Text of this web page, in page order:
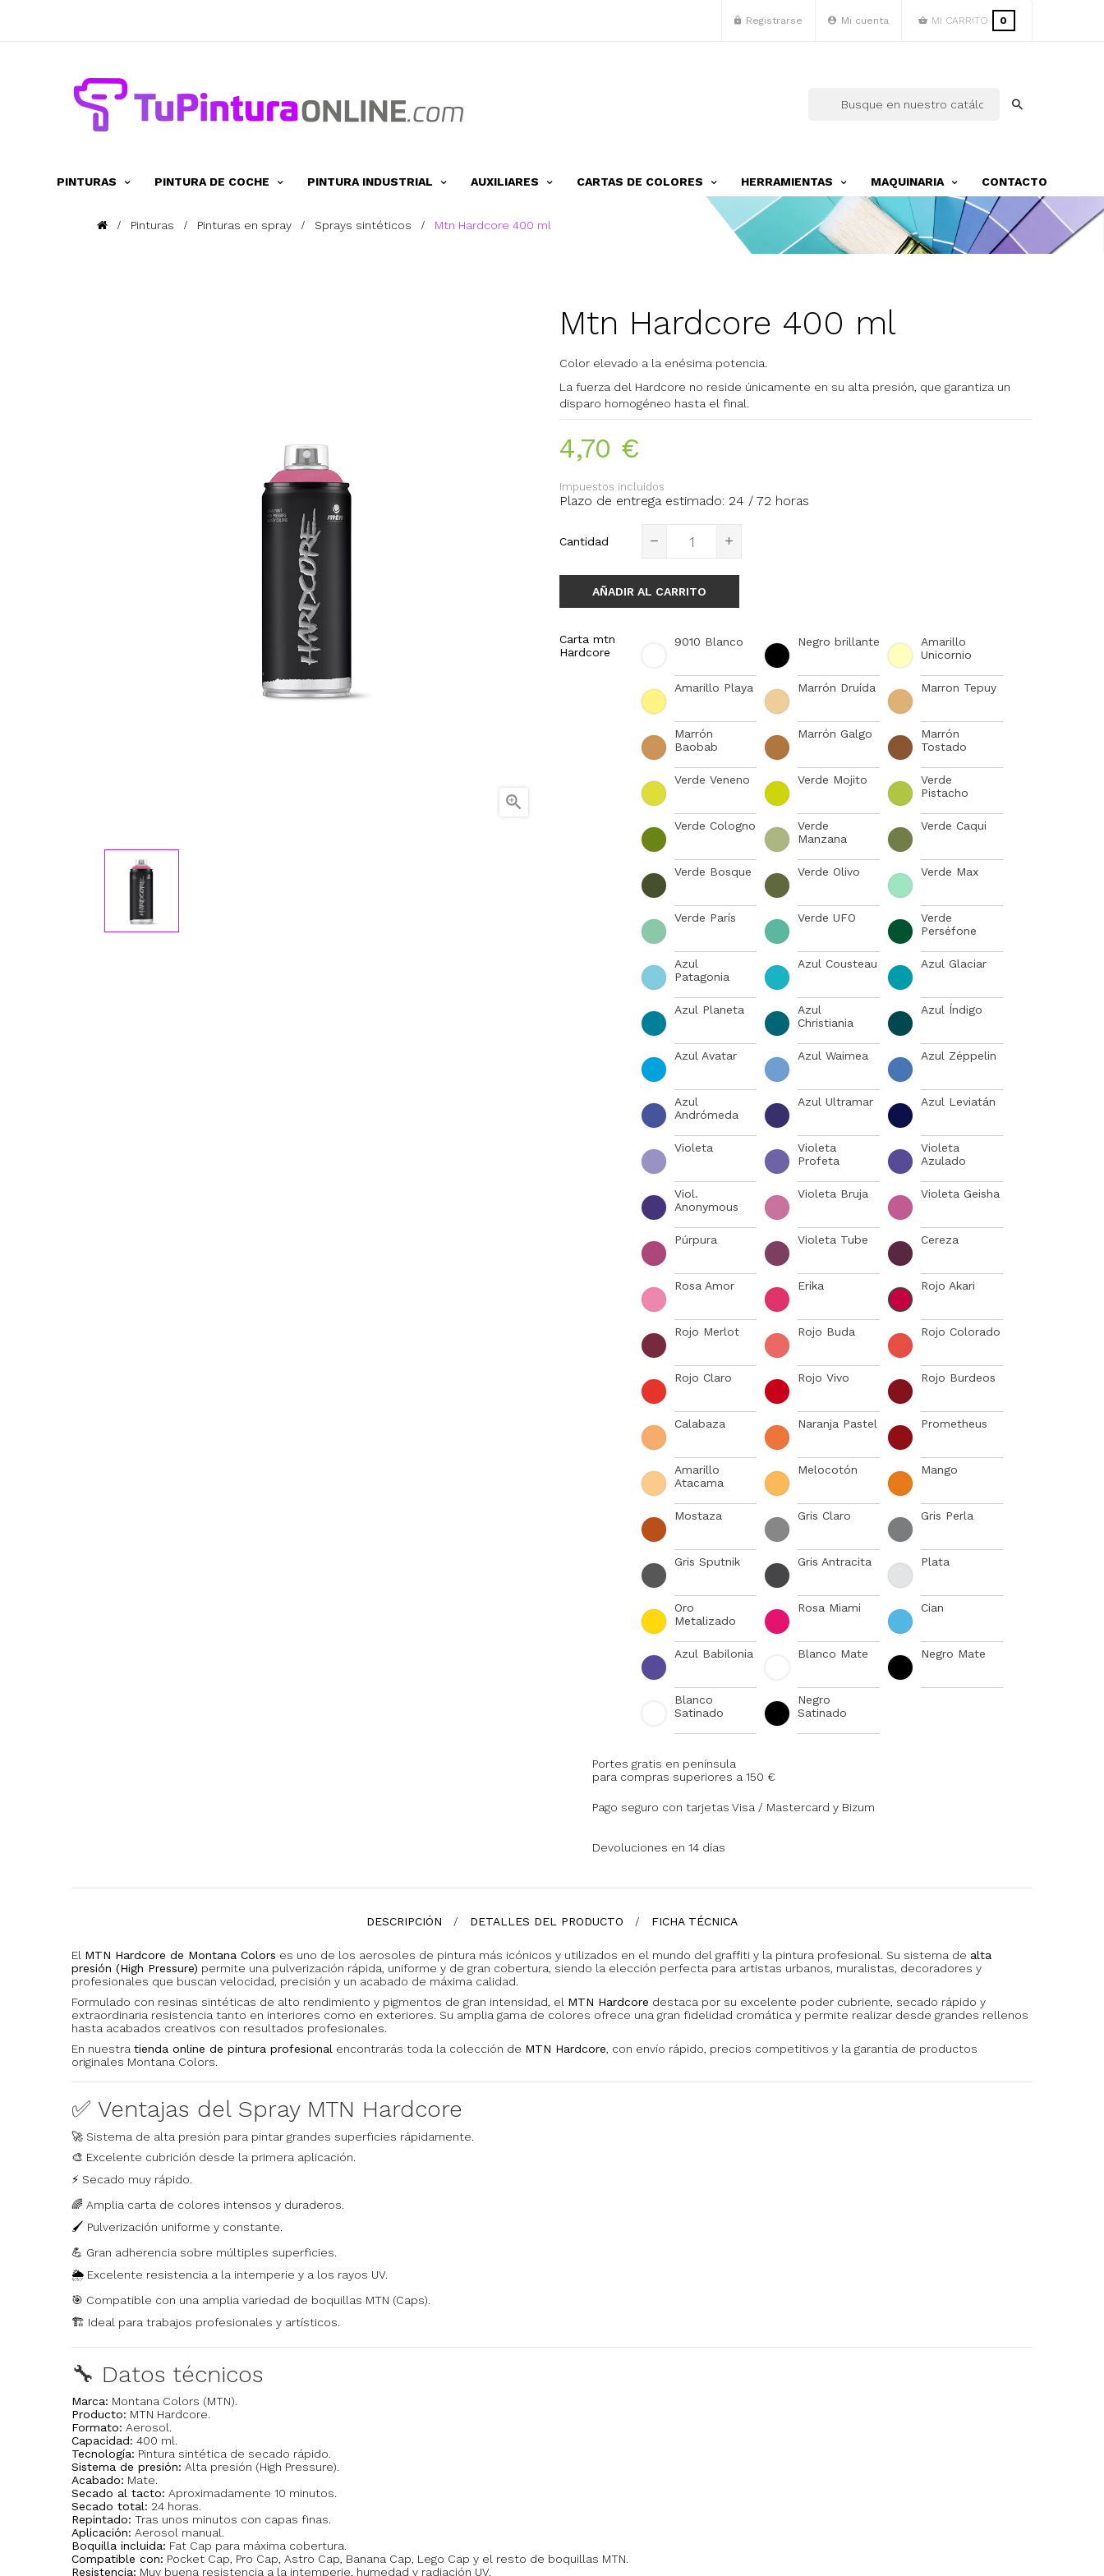
Registrarse Mi cuenta MI CARRITO 0
PINTURAS PINTURA DE COCHE PINTURA INDUSTRIAL AUXILIARES CARTAS DE COLORES HERRAMIENTAS MAQUINARIA CONTACTO
Pinturas Pinturas en spray Sprays sintéticos Mtn Hardcore 400 ml

Mtn Hardcore 400 ml
Color elevado a la enésima potencia.
La fuerza del Hardcore no reside únicamente en su alta presión, que garantiza un
disparo homogéneo hasta el final.
4,70 €
Impuestos incluidos
Plazo de entrega estimado: 24 / 72 horas
Cantidad
AÑADIR AL CARRITO
Carta mtn
Hardcore
9010 Blanco Negro brillante
Amarillo
Unicornio
Amarillo Playa Marrón Druída Marron Tepuy
Marrón
Baobab
Marrón Galgo
Marrón
Tostado
Verde Veneno Verde Mojito
Verde
Pistacho
Verde Cologno
Verde
Manzana
Verde Caqui
Verde Bosque Verde Olivo Verde Max
Verde París Verde UFO
Verde
Perséfone
Azul
Patagonia
Azul Cousteau Azul Glaciar
Azul Planeta
Azul
Christiania
Azul Índigo
Azul Avatar Azul Waimea Azul Zéppelin
Azul
Andrómeda
Azul Ultramar Azul Leviatán
Violeta
Violeta
Profeta
Violeta
Azulado
Viol.
Anonymous
Violeta Bruja Violeta Geisha
Púrpura Violeta Tube Cereza
Rosa Amor Erika Rojo Akari
Rojo Merlot Rojo Buda Rojo Colorado
Rojo Claro Rojo Vivo Rojo Burdeos
Calabaza Naranja Pastel Prometheus
Amarillo
Atacama
Melocotón Mango
Mostaza Gris Claro Gris Perla
Gris Sputnik Gris Antracita Plata
Oro
Metalizado
Rosa Miami Cian
Azul Babilonia Blanco Mate Negro Mate
Blanco
Satinado
Negro
Satinado
Portes gratis en península
para compras superiores a 150 €
Pago seguro con tarjetas Visa / Mastercard y Bizum
Devoluciones en 14 días
DESCRIPCIÓN DETALLES DEL PRODUCTO FICHA TÉCNICA
El MTN Hardcore de Montana Colors es uno de los aerosoles de pintura más icónicos y utilizados en el mundo del graffiti y la pintura profesional. Su sistema de alta
presión (High Pressure) permite una pulverización rápida, uniforme y de gran cobertura, siendo la elección perfecta para artistas urbanos, muralistas, decoradores y
profesionales que buscan velocidad, precisión y un acabado de máxima calidad.
Formulado con resinas sintéticas de alto rendimiento y pigmentos de gran intensidad, el MTN Hardcore destaca por su excelente poder cubriente, secado rápido y
extraordinaria resistencia tanto en interiores como en exteriores. Su amplia gama de colores ofrece una gran fidelidad cromática y permite realizar desde grandes rellenos
hasta acabados creativos con resultados profesionales.
En nuestra tienda online de pintura profesional encontrarás toda la colección de MTN Hardcore, con envío rápido, precios competitivos y la garantía de productos
originales Montana Colors.
✅ Ventajas del Spray MTN Hardcore
🚀 Sistema de alta presión para pintar grandes superficies rápidamente.
🎨 Excelente cubrición desde la primera aplicación.
⚡ Secado muy rápido.
🌈 Amplia carta de colores intensos y duraderos.
🖌️ Pulverización uniforme y constante.
💪 Gran adherencia sobre múltiples superficies.
🌦️ Excelente resistencia a la intemperie y a los rayos UV.
🎯 Compatible con una amplia variedad de boquillas MTN (Caps).
🏗️ Ideal para trabajos profesionales y artísticos.
🔧 Datos técnicos
Marca: Montana Colors (MTN).
Producto: MTN Hardcore.
Formato: Aerosol.
Capacidad: 400 ml.
Tecnología: Pintura sintética de secado rápido.
Sistema de presión: Alta presión (High Pressure).
Acabado: Mate.
Secado al tacto: Aproximadamente 10 minutos.
Secado total: 24 horas.
Repintado: Tras unos minutos con capas finas.
Aplicación: Aerosol manual.
Boquilla incluida: Fat Cap para máxima cobertura.
Compatible con: Pocket Cap, Pro Cap, Astro Cap, Banana Cap, Lego Cap y el resto de boquillas MTN.
Resistencia: Muy buena resistencia a la intemperie, humedad y radiación UV.